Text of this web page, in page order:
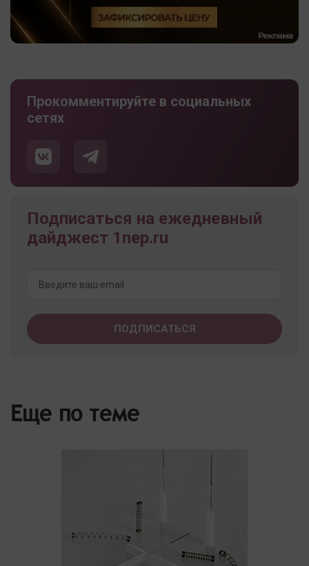
Прокомментируйте в социальных
сетях
Подписаться на ежедневный
дайджест 1nep.ru
Еще по теме